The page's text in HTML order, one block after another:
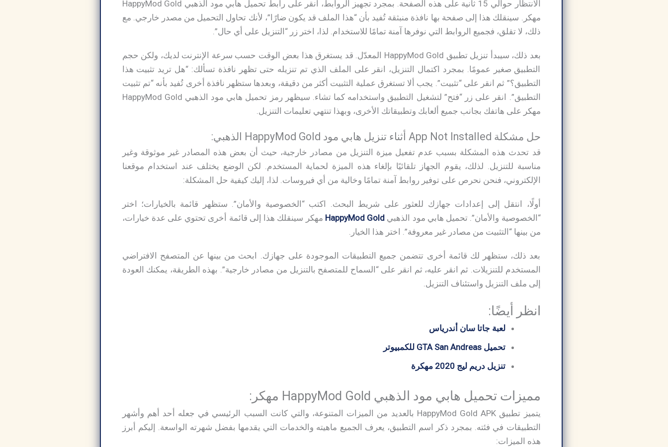
الانتظار حوالي 15 ثانية على هذه الصفحة. بمجرد تجهيز الروابط، انقر على رابط تحميل هابي مود الذهبي HappyMod Gold
مهكر. سينقلك هذا إلى صفحة بها نافذة منبثقة تُفيد بأن “هذا الملف قد يكون ضارًا”، لأنك تحاول التحميل من مصدر خارجي. مع
ذلك، لا تقلق، فجميع الروابط التي نوفرها آمنة تمامًا للاستخدام. لذا، اختر زر “التنزيل على أي حال”.
بعد ذلك، سيبدأ تنزيل تطبيق HappyMod Gold المعدّل. قد يستغرق هذا بعض الوقت حسب سرعة الإنترنت لديك، ولكن حجم
التطبيق صغير عمومًا. بمجرد اكتمال التنزيل، انقر على الملف الذي تم تنزيله حتى تظهر نافذة تسألك: “هل تريد تثبيت هذا
التطبيق؟” ثم انقر على “تثبيت”. يجب ألا تستغرق عملية التثبيت أكثر من دقيقة، وبعدها ستظهر نافذة أخرى تُفيد بأنه “تم تثبيت
التطبيق”. انقر على زر “فتح” لتشغيل التطبيق واستخدامه كما تشاء. سيظهر رمز تحميل هابي مود الذهبي HappyMod Gold
مهكر على هاتفك بجانب جميع ألعابك وتطبيقاتك الأخرى، وبهذا تنتهي تعليمات التنزيل.
حل مشكلة App Not Installed أثناء تنزيل هابي مود HappyMod Gold الذهبي:
قد تحدث هذه المشكلة بسبب عدم تفعيل ميزة التنزيل من مصادر خارجية، حيث أن بعض هذه المصادر غير موثوقة وغير
مناسبة للتنزيل. لذلك، يقوم الجهاز تلقائيًا بإلغاء هذه الميزة لحماية المستخدم. لكن الوضع يختلف عند استخدام موقعنا
الإلكتروني، فنحن نحرص على توفير روابط آمنة تمامًا وخالية من أي فيروسات. لذا، إليك كيفية حل المشكلة:
أولًا، انتقل إلى إعدادات جهازك للعثور على شريط البحث. اكتب “الخصوصية والأمان”. ستظهر قائمة بالخيارات؛ اختر
“الخصوصية والأمان”. تحميل هابي مود الذهبي HappyMod Gold مهكر سينقلك هذا إلى قائمة أخرى تحتوي على عدة خيارات،
من بينها “التثبيت من مصادر غير معروفة”. اختر هذا الخيار.
بعد ذلك، ستظهر لك قائمة أخرى تتضمن جميع التطبيقات الموجودة على جهازك. ابحث من بينها عن المتصفح الافتراضي
المستخدم للتنزيلات. ثم انقر عليه، ثم انقر على “السماح للمتصفح بالتنزيل من مصادر خارجية”. بهذه الطريقة، يمكنك العودة
إلى ملف التنزيل واستئناف التنزيل.
انظر أيضًا:
لعبة جاتا سان أندرياس
تحميل GTA San Andreas للكمبيوتر
تنزيل دريم ليج 2020 مهكرة
مميزات تحميل هابي مود الذهبي HappyMod Gold مهكر:
يتميز تطبيق HappyMod Gold APK بالعديد من الميزات المتنوعة، والتي كانت السبب الرئيسي في جعله أحد أهم وأشهر
التطبيقات في فئته. بمجرد ذكر اسم التطبيق، يعرف الجميع ماهيته والخدمات التي يقدمها بفضل شهرته الواسعة. إليكم أبرز
هذه الميزات: